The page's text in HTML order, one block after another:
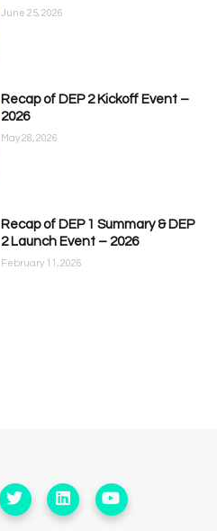
June 25, 2026
Recap of DEP 2 Kickoff Event –
2026
May 28, 2026
Recap of DEP 1 Summary & DEP
2 Launch Event – 2026
February 11, 2026